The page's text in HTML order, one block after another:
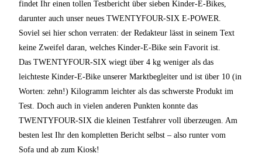
findet Ihr einen tollen Testbericht über sieben Kinder-E-Bikes,
darunter auch unser neues TWENTYFOUR-SIX E-POWER.
Soviel sei hier schon verraten: der Redakteur lässt in seinem Text
keine Zweifel daran, welches Kinder-E-Bike sein Favorit ist.
Das TWENTYFOUR-SIX wiegt über 4 kg weniger als das
leichteste Kinder-E-Bike unserer Marktbegleiter und ist über 10 (in
Worten: zehn!) Kilogramm leichter als das schwerste Produkt im
Test. Doch auch in vielen anderen Punkten konnte das
TWENTYFOUR-SIX die kleinen Testfahrer voll überzeugen. Am
besten lest Ihr den kompletten Bericht selbst – also runter vom
Sofa und ab zum Kiosk!